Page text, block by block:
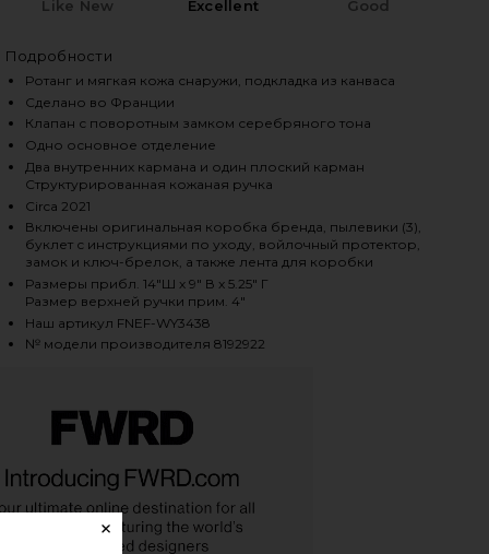
HERMES WICKER KELLY PICNIC 35 HANDBAG
HERMES WICKER KELLY PICNIC 35 HANDBAG
HERMES WICKER KELLY PICNIC 35 HANDBAG
Like New Excellent Good
Подробности
Ротанг и мягкая кожа снаружи, подкладка из канваса
Сделано во Франции
Клапан с поворотным замком серебряного тона
Одно основное отделение
Два внутренних кармана и один плоский карман
Структурированная кожаная ручка
Circa 2021
Включены оригинальная коробка бренда, пылевики (3),
буклет с инструкциями по уходу, войлочный протектор,
замок и ключ-брелок, а также лента для коробки
Размеры прибл. 14"Ш х 9" В x 5.25" Г
Размер верхней ручки прим. 4"
Наш артикул FNEF-WY3438
№ модели производителя 8192922